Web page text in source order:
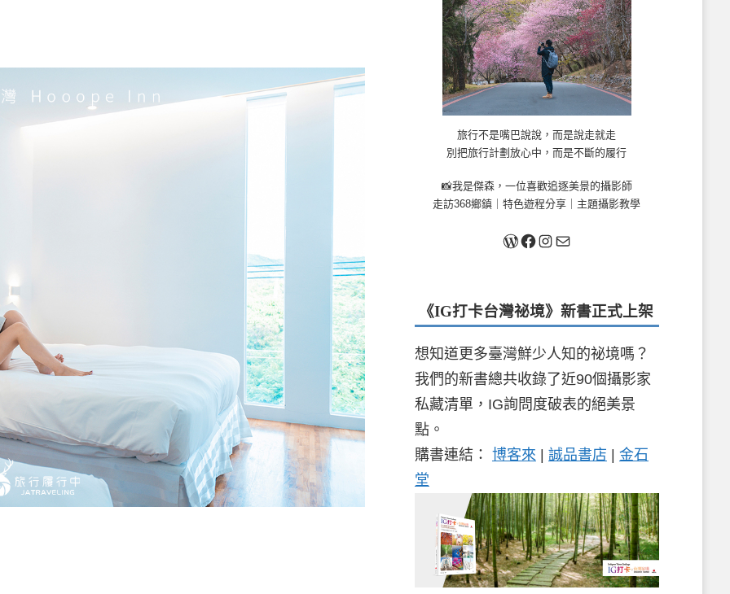
旅行不是嘴巴說說，而是說走就走
別把旅行計劃放心中，而是不斷的履行
📸我是傑森，一位喜歡追逐美景的攝影師
走訪368鄉鎮｜特色遊程分享｜主題攝影教學
關於我 Facebook
Instagram
《IG打卡台灣祕境》新書正式上架
想知道更多臺灣鮮少人知的祕境嗎？
我們的新書總共收錄了近90個攝影家
私藏清單，IG詢問度破表的絕美景
點。
購書連結： 博客來 | 誠品書店 | 金石
堂